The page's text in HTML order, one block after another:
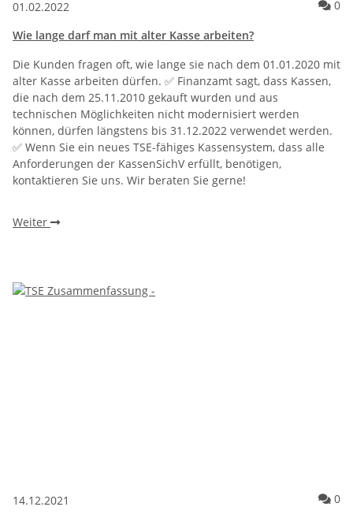
01.02.2022 0
Wie lange darf man mit alter Kasse arbeiten?
Die Kunden fragen oft, wie lange sie nach dem 01.01.2020 mit
alter Kasse arbeiten dürfen. ✅ Finanzamt sagt, dass Kassen,
die nach dem 25.11.2010 gekauft wurden und aus
technischen Möglichkeiten nicht modernisiert werden
können, dürfen längstens bis 31.12.2022 verwendet werden.
✅ Wenn Sie ein neues TSE-fähiges Kassensystem, dass alle
Anforderungen der KassenSichV erfüllt, benötigen,
kontaktieren Sie uns. Wir beraten Sie gerne!
Weiter
14.12.2021 0